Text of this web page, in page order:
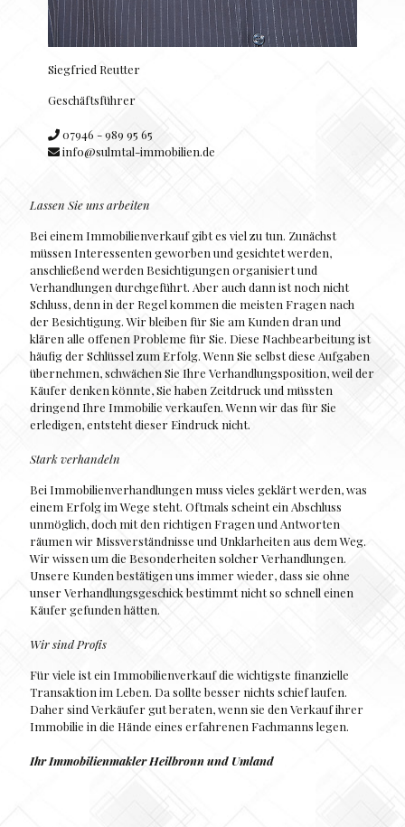
Siegfried Reutter
Geschäftsführer
07946 - 989 95 65
info@sulmtal-immobilien.de
Lassen Sie uns arbeiten
Bei einem Immobilienverkauf gibt es viel zu tun. Zunächst
müssen Interessenten geworben und gesichtet werden,
anschließend werden Besichtigungen organisiert und
Verhandlungen durchgeführt. Aber auch dann ist noch nicht
Schluss, denn in der Regel kommen die meisten Fragen nach
der Besichtigung. Wir bleiben für Sie am Kunden dran und
klären alle offenen Probleme für Sie. Diese Nachbearbeitung ist
häufig der Schlüssel zum Erfolg. Wenn Sie selbst diese Aufgaben
übernehmen, schwächen Sie Ihre Verhandlungsposition, weil der
Käufer denken könnte, Sie haben Zeitdruck und müssten
dringend Ihre Immobilie verkaufen. Wenn wir das für Sie
erledigen, entsteht dieser Eindruck nicht.
Stark verhandeln
Bei Immobilienverhandlungen muss vieles geklärt werden, was
einem Erfolg im Wege steht. Oftmals scheint ein Abschluss
unmöglich, doch mit den richtigen Fragen und Antworten
räumen wir Missverständnisse und Unklarheiten aus dem Weg.
Wir wissen um die Besonderheiten solcher Verhandlungen.
Unsere Kunden bestätigen uns immer wieder, dass sie ohne
unser Verhandlungsgeschick bestimmt nicht so schnell einen
Käufer gefunden hätten.
Wir sind Profis
Für viele ist ein Immobilienverkauf die wichtigste finanzielle
Transaktion im Leben. Da sollte besser nichts schief laufen.
Daher sind Verkäufer gut beraten, wenn sie den Verkauf ihrer
Immobilie in die Hände eines erfahrenen Fachmanns legen.
Ihr Immobilienmakler Heilbronn und Umland